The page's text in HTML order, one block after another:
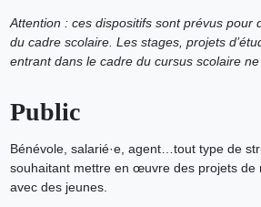
Attention : ces dispositifs sont prévus pour
du cadre scolaire. Les stages, projets
entrant dans le cadre du cursus scolaire ne
Public
Bénévole, salarié·e, agent…tout type de
souhaitant mettre en œuvre des projets de
avec des jeunes.